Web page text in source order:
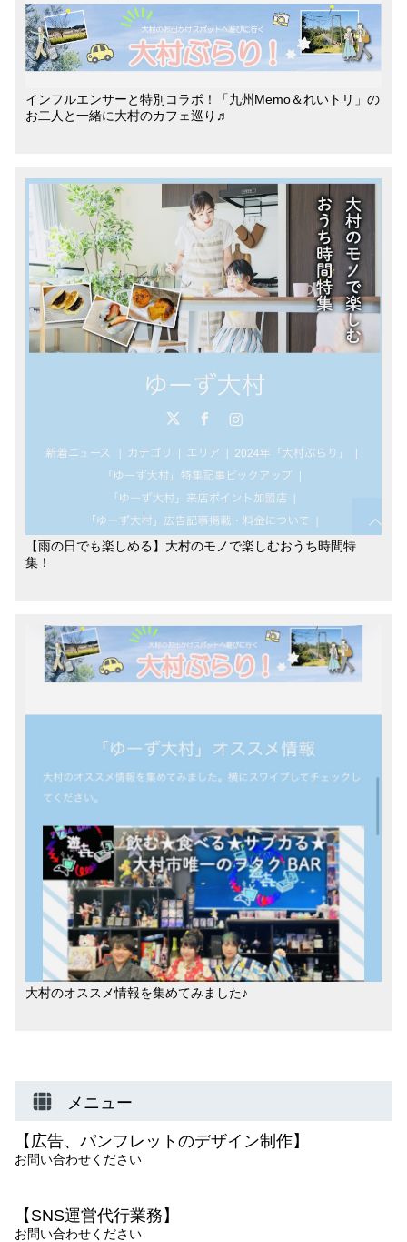
インフルエンサーと特別コラボ！「九州Memo＆れいトリ」の
お二人と一緒に大村のカフェ巡り♬
【雨の日でも楽しめる】大村のモノで楽しむおうち時間特
集！
大村のオススメ情報を集めてみました♪
メニュー
【広告、パンフレットのデザイン制作】
お問い合わせください
【SNS運営代行業務】
お問い合わせください